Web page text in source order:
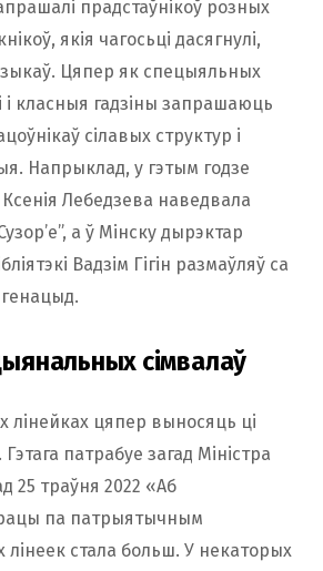
прадстаўнікоў розных
якія чагосьці дасягнулі,
Цяпер як спецыяльных
і класныя гадзіны запрашаюць
сілавых структур і
Напрыклад, у гэтым годзе
Лебедзева наведвала
а ў Мінску дырэктар
Вадзім Гігін размаўляў са
сімвалаў
лінейках цяпер выносяць ці
патрабуе загад Міністра
25 траўня 2022 «Аб
па патрыятычным
лінеек стала больш. У некаторых